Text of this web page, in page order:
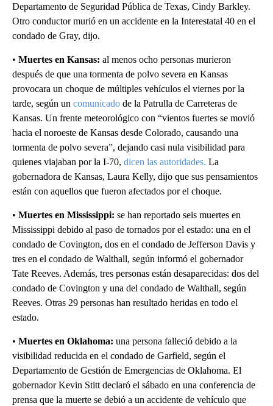
Departamento de Seguridad Pública de Texas, Cindy Barkley.
Otro conductor murió en un accidente en la Interestatal 40 en el
condado de Gray, dijo.
• Muertes en Kansas: al menos ocho personas murieron
después de que una tormenta de polvo severa en Kansas
provocara un choque de múltiples vehículos el viernes por la
tarde, según un comunicado de la Patrulla de Carreteras de
Kansas. Un frente meteorológico con “vientos fuertes se movió
hacia el noroeste de Kansas desde Colorado, causando una
tormenta de polvo severa”, dejando casi nula visibilidad para
quienes viajaban por la I-70, dicen las autoridades. La
gobernadora de Kansas, Laura Kelly, dijo que sus pensamientos
están con aquellos que fueron afectados por el choque.
• Muertes en Mississippi: se han reportado seis muertes en
Mississippi debido al paso de tornados por el estado: una en el
condado de Covington, dos en el condado de Jefferson Davis y
tres en el condado de Walthall, según informó el gobernador
Tate Reeves. Además, tres personas están desaparecidas: dos del
condado de Covington y una del condado de Walthall, según
Reeves. Otras 29 personas han resultado heridas en todo el
estado.
• Muertes en Oklahoma: una persona falleció debido a la
visibilidad reducida en el condado de Garfield, según el
Departamento de Gestión de Emergencias de Oklahoma. El
gobernador Kevin Stitt declaró el sábado en una conferencia de
prensa que la muerte se debió a un accidente de vehículo que